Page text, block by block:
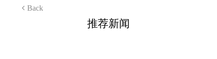
Back
推荐新闻